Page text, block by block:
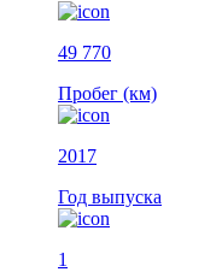
49 770
Пробег (км)
2017
Год выпуска
1